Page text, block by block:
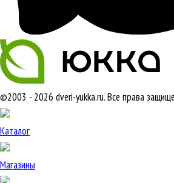
©2003 - 2026 dveri-yukka.ru. Все права
Каталог
Магазины